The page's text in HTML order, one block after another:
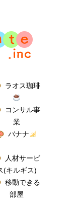
ラオス珈琲
コンサル事
業
バナナ
人材サービ
(キルギス)
移動できる
部屋